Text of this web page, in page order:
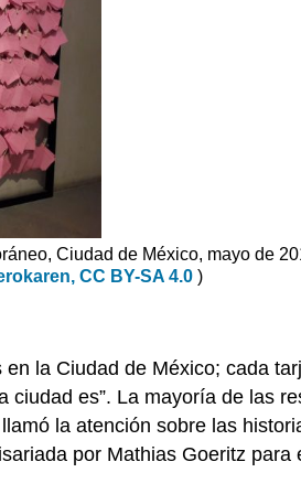
Ciudad de México, mayo de
CC BY-SA 4.0)
la Ciudad de México; cada
ciudad es”. La mayoría de las
la atención sobre las
por Mathias Goeritz para